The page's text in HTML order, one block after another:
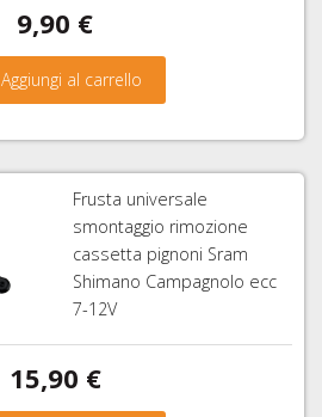
9,90 €
Aggiungi al carrello
Frusta universale
smontaggio rimozione
cassetta pignoni Sram
Shimano Campagnolo ecc
7-12V
15,90 €